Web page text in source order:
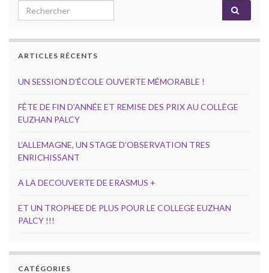
Search for:
ARTICLES RÉCENTS
UN SESSION D’ÉCOLE OUVERTE MÉMORABLE !
FÊTE DE FIN D’ANNÉE ET REMISE DES PRIX AU COLLÈGE
EUZHAN PALCY
L’ALLEMAGNE, UN STAGE D’OBSERVATION TRES
ENRICHISSANT
A LA DECOUVERTE DE ERASMUS +
ET UN TROPHEE DE PLUS POUR LE COLLEGE EUZHAN
PALCY !!!
CATÉGORIES